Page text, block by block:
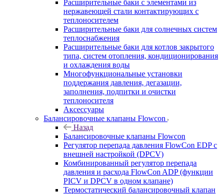
Расширительные баки с элементами из
нержавеющей стали контактирующих с
теплоносителем
Расширительные баки для солнечных систем
теплоснабжения
Расширительные баки для котлов закрытого
типа, систем отопления, кондиционирования
и охлаждения воды
Многофункциональные установки
поддержания давления, дегазации,
заполнения, подпитки и очистки
теплоносителя
Аксессуары
Балансировочные клапаны Flowcon
Назад
Балансировочные клапаны Flowcon
Регулятор перепада давления FlowСon EDP с
внешней настройкой (DPCV)
Комбинированный регулятор перепада
давления и расхода FlowСon ADP (функции
PICV и DPCV в одном клапане)
Термостатический балансировочный клапан